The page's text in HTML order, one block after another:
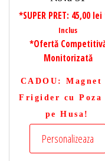
*SUPER PRET: 45,00 lei
Inclus
*Ofertă
Monitorizată
CADOU : Magnet
Frigider cu Poza
pe Husa!
Personalizeaza